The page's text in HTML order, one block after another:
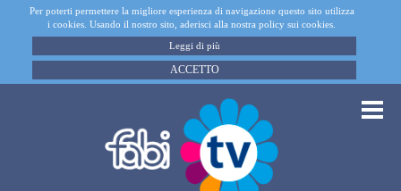
Per poterti permettere la migliore esperienza di navigazione questo sito utilizza
i cookies. Usando il nostro sito, aderisci alla nostra policy sui cookies.
Leggi di più
ACCETTO